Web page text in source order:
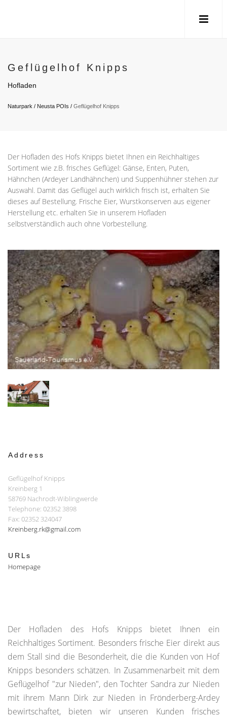
Geflügelhof Knipps
Hofladen
Naturpark / Neusta POIs / Geflügelhof Knipps
Der Hofladen des Hofs Knipps bietet Ihnen ein Reichhaltiges
Sortiment wie z.B. frisches Geflügel: Gänse, Enten, Puten,
Hähnchen (Ardeyer Landhähnchen) und Suppenhühner stehen zur
Auswahl. Damit das Geflügel auch wirklich frisch ist, erhalten Sie
dieses auf Bestellung. Frische Eier, Wurstkonserven aus eigener
Herstellung etc. erhalten Sie in unserem Hofladen
selbstverständlich auch ohne Vorbestellung.
Address
Geflügelhof Knipps
Kreinberg 1
58769 Nachrodt-Wiblingwerde
Telephone: 02352 3898
Fax: 02352 324047
Kreinberg.rk@gmail.com
URLs
Homepage
Der Hofladen des Hofs Knipps bietet Ihnen ein
Reichhaltiges Sortiment. Besonders frische Eier direkt aus
dem Stall sind die Besonderheit, die die Kunden von Hof
Knipps besonders schätzen. In Zusammenarbeit mit dem
Geflügelhof "zur Nieden", den Tochter Sandra zur Nieden
mit ihrem Mann Dirk zur Nieden in Frönderberg-Ardey
bewirtschaftet, bieten wir unseren Kunden frisches